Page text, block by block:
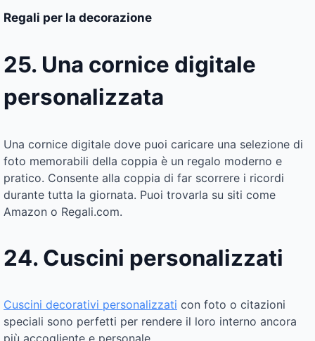
Regali per la decorazione
25. Una cornice digitale
personalizzata
Una cornice digitale dove puoi caricare una selezione di
foto memorabili della coppia è un regalo moderno e
pratico. Consente alla coppia di far scorrere i ricordi
durante tutta la giornata. Puoi trovarla su siti come
Amazon o Regali.com.
24. Cuscini personalizzati
Cuscini decorativi personalizzati con foto o citazioni
speciali sono perfetti per rendere il loro interno ancora